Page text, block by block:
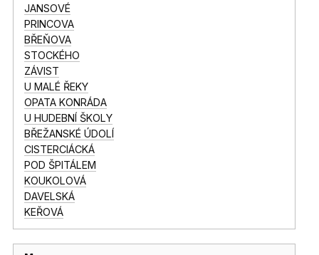
JANSOVÉ
PRINCOVA
BŘEŇOVA
STOCKÉHO
ZÁVIST
U MALÉ ŘEKY
OPATA KONRÁDA
U HUDEBNÍ ŠKOLY
BŘEŽANSKÉ ÚDOLÍ
CISTERCIÁCKÁ
POD ŠPITÁLEM
KOUKOLOVÁ
DAVELSKÁ
KEŘOVÁ